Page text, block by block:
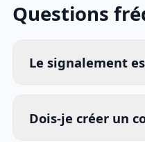
Questions
Le signalement
Dois-je créer un